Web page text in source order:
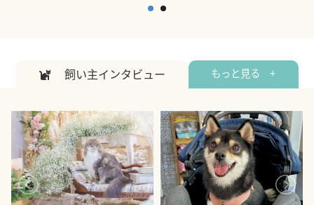
飼い主インタビュー もっと見る +